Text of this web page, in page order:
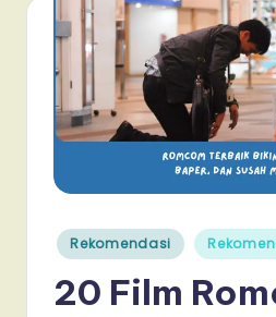
Posted
in
Rekomendasi
20 Film